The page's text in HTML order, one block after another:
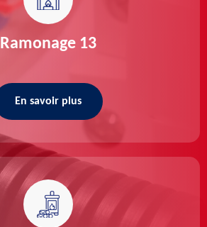
Ramonage 13
En savoir plus